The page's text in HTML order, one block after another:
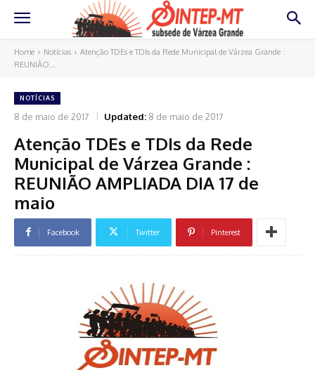
Home Notícias
Atenção TDEs e TDIs da Rede Municipal de Várzea Grande :
REUNIÃO...
NOTÍCIAS
8 de maio de 2017 Updated: 8 de maio de 2017
Atenção TDEs e TDIs da Rede
Municipal de Várzea Grande :
REUNIÃO AMPLIADA DIA 17 de
maio
Facebook Twitter Pinterest